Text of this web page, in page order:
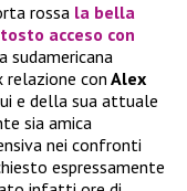
rossa la bella
acceso con
sudamericana
relazione con Alex
e della sua attuale
sia amica
nei confronti
espressamente